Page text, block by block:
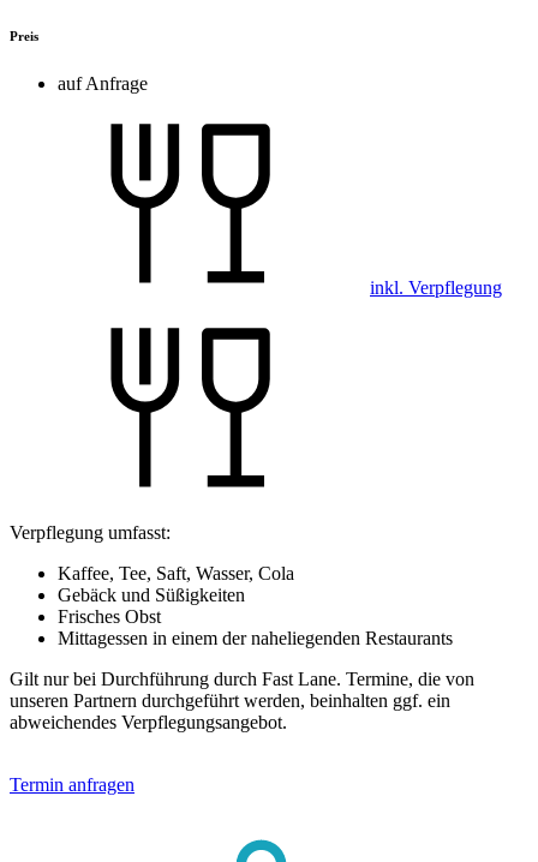
Preis
auf Anfrage
inkl. Verpflegung
Verpflegung umfasst:
Kaffee, Tee, Saft, Wasser, Cola
Gebäck und Süßigkeiten
Frisches Obst
Mittagessen in einem der naheliegenden Restaurants
Gilt nur bei Durchführung durch Fast Lane. Termine, die von
unseren Partnern durchgeführt werden, beinhalten ggf. ein
abweichendes Verpflegungsangebot.
Termin anfragen